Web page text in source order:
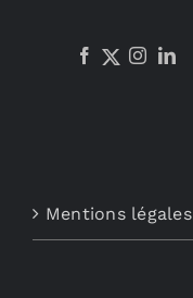
Mentions légales